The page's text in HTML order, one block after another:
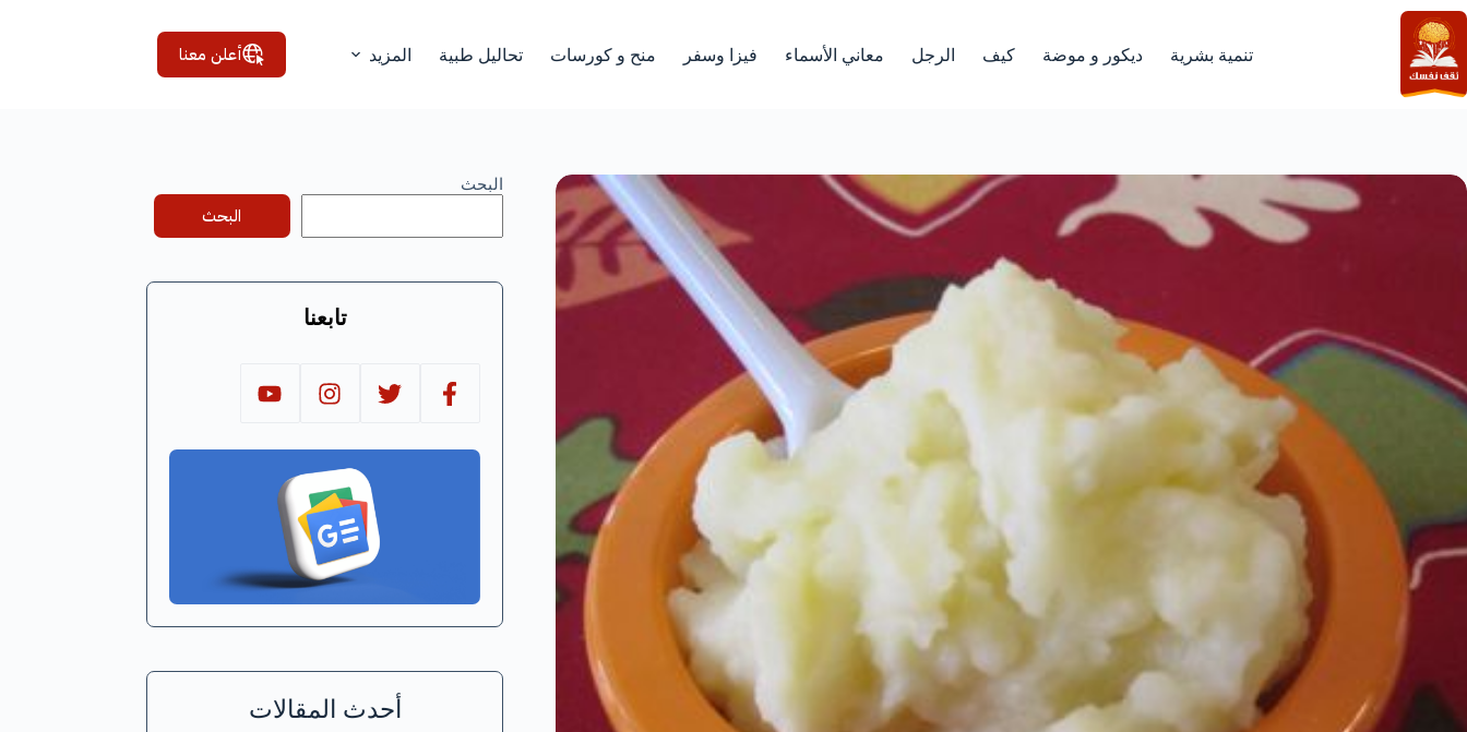
التجاوز
إلى
المحتوى
تنمية بشرية ديكور و موضة كيف الرجل معاني الأسماء فيزا وسفر منح و كورسات تحاليل طبية المزيد أعلن معنا
البحث
البحث
تابعنا
أحدث المقالات